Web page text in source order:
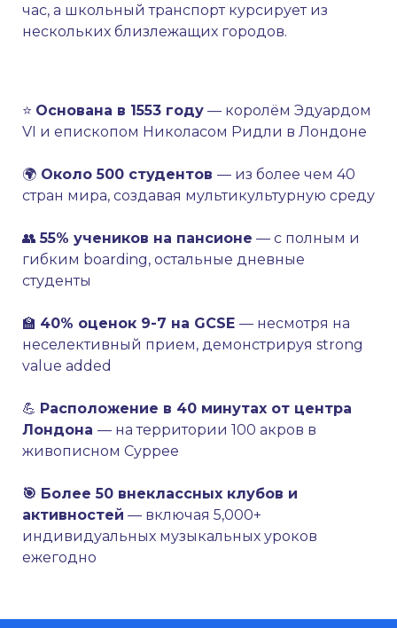
час, а школьный транспорт курсирует из
нескольких близлежащих городов.
⭐ Основана в 1553 году — королём Эдуардом
VI и епископом Николасом Ридли в Лондоне
🌍 Около 500 студентов — из более чем 40
стран мира, создавая мультикультурную среду
👥55% учеников на пансионе — с полным и
гибким boarding, остальные дневные
студенты
🏫 40% оценок 9-7 на GCSE — несмотря на
неселективный прием, демонстрируя strong
value added
💪 Расположение в 40 минутах от центра
Лондона — на территории 100 акров в
живописном Суррее
🎯 Более 50 внеклассных клубов и
активностей — включая 5,000+
индивидуальных музыкальных уроков
ежегодно